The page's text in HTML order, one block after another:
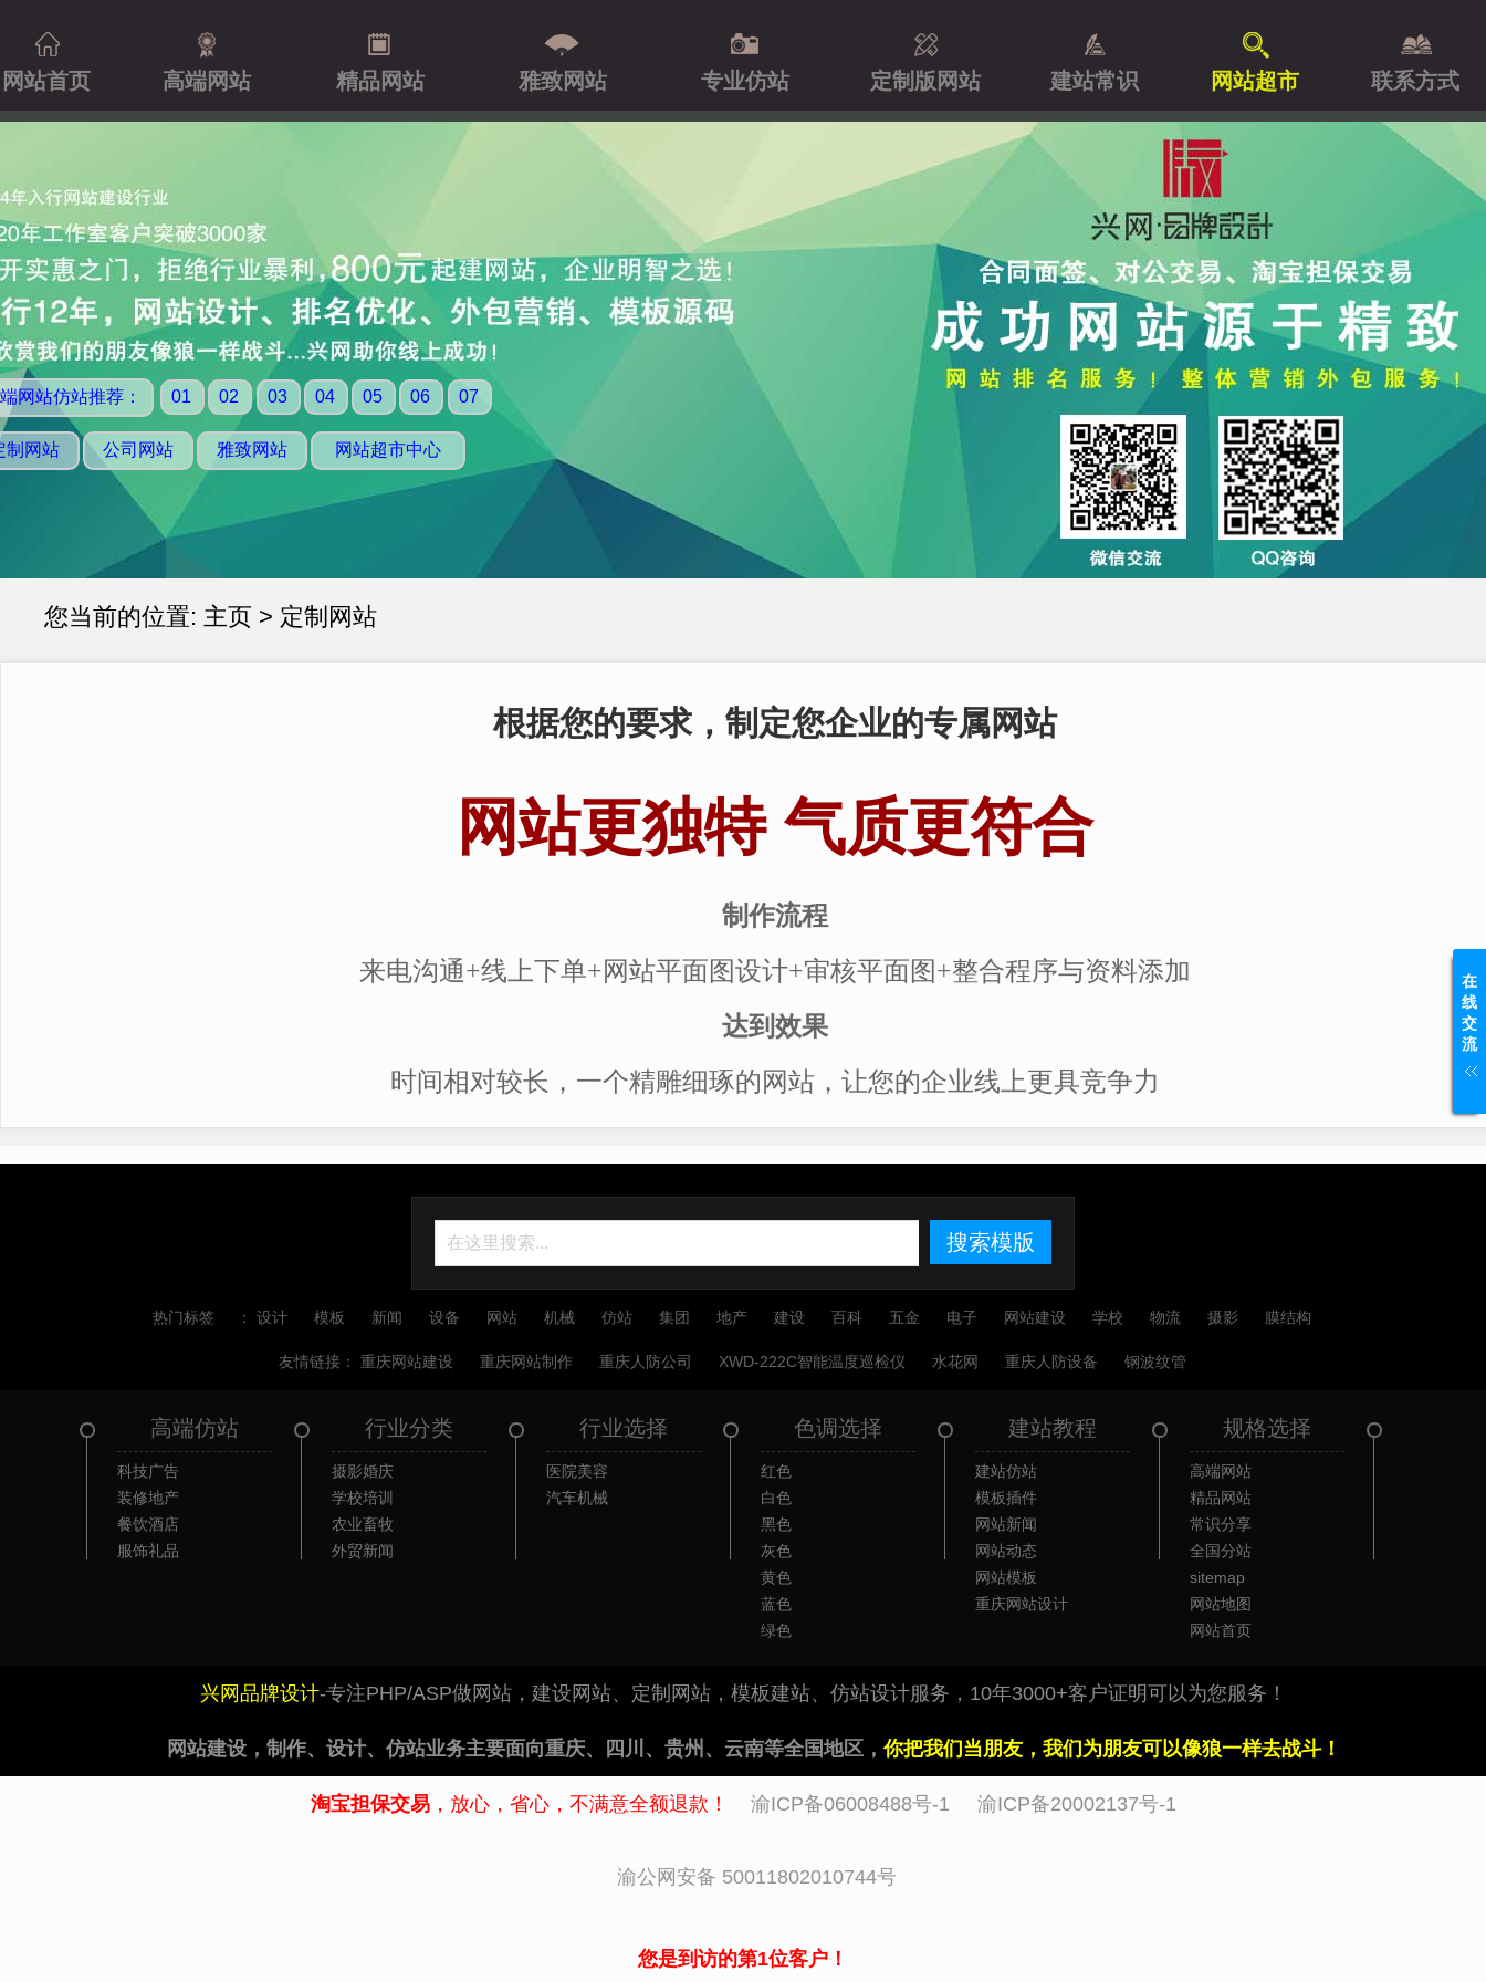
网站首页 高端网站 精品网站 雅致网站 专业仿站 定制版网站 建站常识 网站超市 联系方式
网站仿站推荐： 01 02 03 04 05 06 07
制网站 公司网站 雅致网站 网站超市中心
您当前的位置: 主页 > 定制网站
根据您的要求，制定您企业的专属网站
网站更独特 气质更符合
制作流程
来电沟通+线上下单+网站平面图设计+审核平面图+整合程序与资料添加
达到效果
时间相对较长，一个精雕细琢的网站，让您的企业线上更具竞争力
搜索模版
热门标签 ： 设计 模板 新闻 设备 网站 机械 仿站 集团 地产 建设 百科 五金 电子 网站建设 学校 物流 摄影 膜结构
友情链接： 重庆网站建设 重庆网站制作 重庆人防公司 XWD-222C智能温度巡检仪 水花网 重庆人防设备 钢波纹管
高端仿站
科技广告
装修地产
餐饮酒店
服饰礼品
行业分类
摄影婚庆
学校培训
农业畜牧
外贸新闻
行业选择
医院美容
汽车机械
色调选择
红色
白色
黑色
灰色
黄色
蓝色
绿色
建站教程
建站仿站
模板插件
网站新闻
网站动态
网站模板
重庆网站设计
规格选择
高端网站
精品网站
常识分享
全国分站
sitemap
网站地图
网站首页
兴网品牌设计-专注PHP/ASP做网站，建设网站、定制网站，模板建站、仿站设计服务，10年3000+客户证明可以为您服务！
淘宝担保交易，放心，省心，不满意全额退款！ 渝ICP备06008488号-1 渝ICP备20002137号-1
渝公网安备 50011802010744号
您是到访的第1位客户！
网站建设 ，制作、设计、仿站业务主要面向重庆、四川、贵州、云南等全国地区，你把我们当朋友，我们为朋友可以像狼一样去战斗！
在
线
交
流